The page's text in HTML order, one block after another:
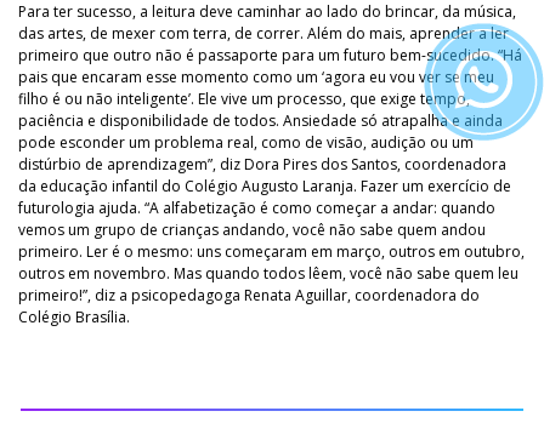
Para ter sucesso, a leitura deve caminhar ao lado do brincar, da música,
das artes, de mexer com terra, de correr. Além do mais, aprender a ler
primeiro que outro não é passaporte para um futuro bem-sucedido. “Há
pais que encaram esse momento como um ‘agora eu vou ver se meu
filho é ou não inteligente’. Ele vive um processo, que exige tempo,
paciência e disponibilidade de todos. Ansiedade só atrapalha e ainda
pode esconder um problema real, como de visão, audição ou um
distúrbio de aprendizagem”, diz Dora Pires dos Santos, coordenadora
da educação infantil do Colégio Augusto Laranja. Fazer um exercício de
futurologia ajuda. “A alfabetização é como começar a andar: quando
vemos um grupo de crianças andando, você não sabe quem andou
primeiro. Ler é o mesmo: uns começaram em março, outros em outubro,
outros em novembro. Mas quando todos lêem, você não sabe quem leu
primeiro!”, diz a psicopedagoga Renata Aguillar, coordenadora do
Colégio Brasília.